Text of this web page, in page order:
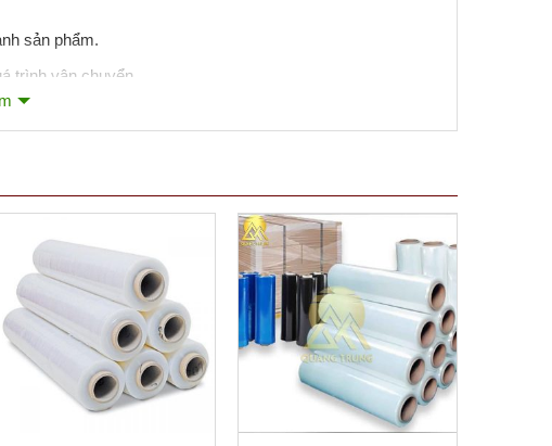
sản phẩm.
trình vận chuyển.
môi trường.
chuyển văn phòng.
nghiệp đóng gói và vận chuyển, giúp bảo vệ sản phẩm khỏi
tình trạng tốt nhất.